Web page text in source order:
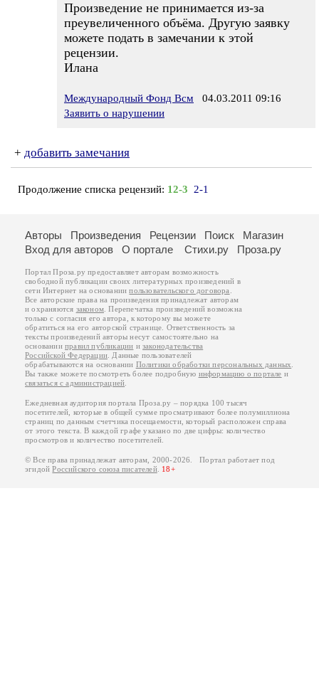
Произведение не принимается из-за
преувеличенного объёма. Другую заявку
можете подать в замечании к этой
рецензии.
Илана
Международный Фонд Всм 04.03.2011 09:16
Заявить о нарушении
+ добавить замечания
Продолжение списка рецензий: 12-3 2-1
Авторы Произведения Рецензии Поиск
Магазин
Вход для авторов
О портале Стихи.ру Проза.ру
Портал Проза.ру предоставляет авторам возможность
свободной публикации своих литературных произведений в
сети Интернет на основаниипользовательского договора
Все авторские права на произведения принадлежат авторам
и охраняются законом . Перепечатка произведений возможна
только с согласия его автора, к которому вы можете
обратиться на его авторской странице. Ответственность за
тексты произведений авторы несут самостоятельно на
основанииправил публикации изаконодательства
Российской Федерации . Данные пользователей
обрабатываются на основании Политики обработки персональных данных
Вы также можете посмотреть более подробную информацию о портале и
связаться с администрацией
Ежедневная аудитория портала Проза.ру – порядка 100 тысяч
посетителей, которые в общей сумме просматривают более полумиллиона
страниц по данным счетчика посещаемости, который расположен справа
от этого текста. В каждой графе указано по две цифры: количество
просмотров и количество посетителей.
© Все права принадлежат авторам, 2000-2026. Портал работает под
эгидойРоссийского союза писателей. 18+